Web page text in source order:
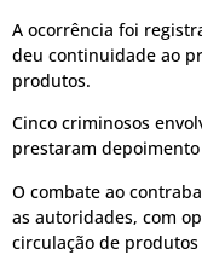
A ocorrência foi
deu continuidade ao
produtos.
Cinco criminosos
prestaram
O combate ao
as autoridades, com
circulação de